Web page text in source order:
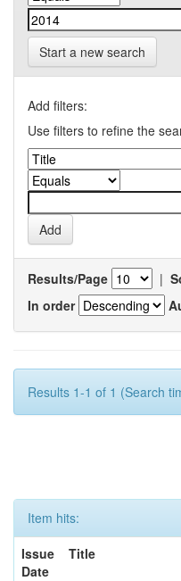
Start a new search
Add filters:
Use filters to refine the
Results/Page |
In order
Results 1-1 of 1 (Search
Item hits:
Issue
Date
Title